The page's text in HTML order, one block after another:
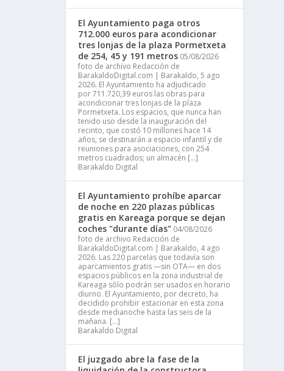
El Ayuntamiento paga otros
712.000 euros para acondicionar
tres lonjas de la plaza Pormetxeta
de 254, 45 y 191 metros 05/08/2026
foto de archivo Redacción de
BarakaldoDigital.com | Barakaldo, 5 ago
2026. El Ayuntamiento ha adjudicado
por 711.720,39 euros las obras para
acondicionar tres lonjas de la plaza
Pormetxeta. Los espacios, que nunca han
tenido uso desde la inauguración del
recinto, que costó 10 millones hace 14
años, se destinarán a espacio infantil y de
reuniones para asociaciones, con 254
metros cuadrados; un almacén […]
Barakaldo Digital
El Ayuntamiento prohíbe aparcar
de noche en 220 plazas públicas
gratis en Kareaga porque se dejan
coches "durante días" 04/08/2026
foto de archivo Redacción de
BarakaldoDigital.com | Barakaldo, 4 ago
2026. Las 220 parcelas que todavía son
aparcamientos gratis —sin OTA— en dos
espacios públicos en la zona industrial de
Kareaga sólo podrán ser usados en horario
diurno. El Ayuntamiento, por decreto, ha
decidido prohibir estacionar en esta zona
desde medianoche hasta las seis de la
mañana. […]
Barakaldo Digital
El juzgado abre la fase de la